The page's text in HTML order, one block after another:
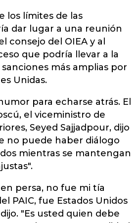
los límites de las
dar lugar a una reunión
consejo del OIEA y al
que podría llevar a la
más amplias por
Unidas.
para echarse atrás. El
el viceministro de
Seyed Sajjadpour, dijo
no puede haber diálogo
mientras se mantengan
persa, no fue mi tía
PAIC, fue Estados Unidos
"Es usted quien debe